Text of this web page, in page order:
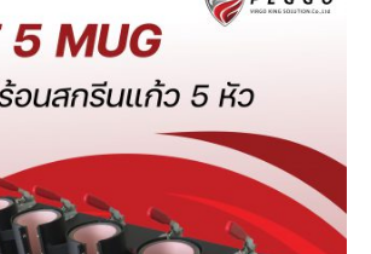
พิมพ์ซับลิเมชั่น Mimaki TS100-1600
องพิมพ์ลายเสื้อ Mimaki TS100+1600
รื่องรีดโรล 130 cm.
งปริ้นเสื้อ Mimaki TS100+1600 จับคู่
โรล 170 cm.